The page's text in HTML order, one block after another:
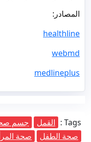
المصادر:
healthline
webmd
medlineplus
Tags : القمل جسم
صحة الطفل
صحة